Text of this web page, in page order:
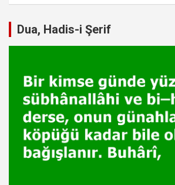
Dua, Hadis-i Şerif